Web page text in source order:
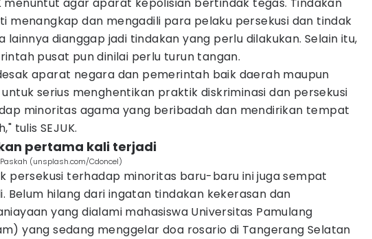
menangkap dan mengadili para pelaku persekusi dan tindak
lainnya dianggap jadi tindakan yang perlu dilakukan. Selain itu,
pusat pun dinilai perlu turun tangan.
aparat negara dan pemerintah baik daerah maupun
serius menghentikan praktik diskriminasi dan persekusi
minoritas agama yang beribadah dan mendirikan tempat
tulis SEJUK.
pertama kali terjadi
(unsplash.com/Cdoncel)
persekusi terhadap minoritas baru-baru ini juga sempat
Belum hilang dari ingatan tindakan kekerasan dan
yang dialami mahasiswa Universitas Pamulang
yang sedang menggelar doa rosario di Tangerang Selatan